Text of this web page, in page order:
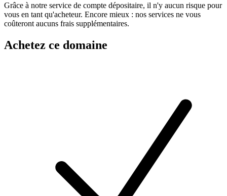
Grâce à notre service de compte dépositaire, il n'y aucun risque pour
vous en tant qu'acheteur. Encore mieux : nos services ne vous
coûteront aucuns frais supplémentaires.
Achetez ce domaine